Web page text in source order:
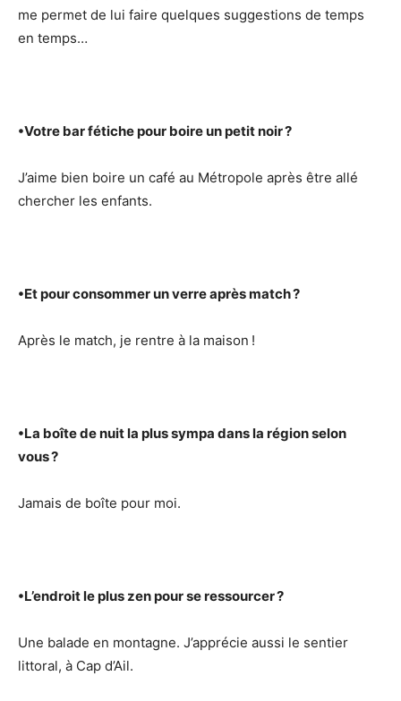
me permet de lui faire quelques suggestions de temps
en temps…
•Votre bar fétiche pour boire un petit noir ?
J’aime bien boire un café au Métropole après être allé
chercher les enfants.
•Et pour consommer un verre après match ?
Après le match, je rentre à la maison !
•La boîte de nuit la plus sympa dans la région selon
vous ?
Jamais de boîte pour moi.
•L’endroit le plus zen pour se ressourcer ?
Une balade en montagne. J’apprécie aussi le sentier
littoral, à Cap d’Ail.